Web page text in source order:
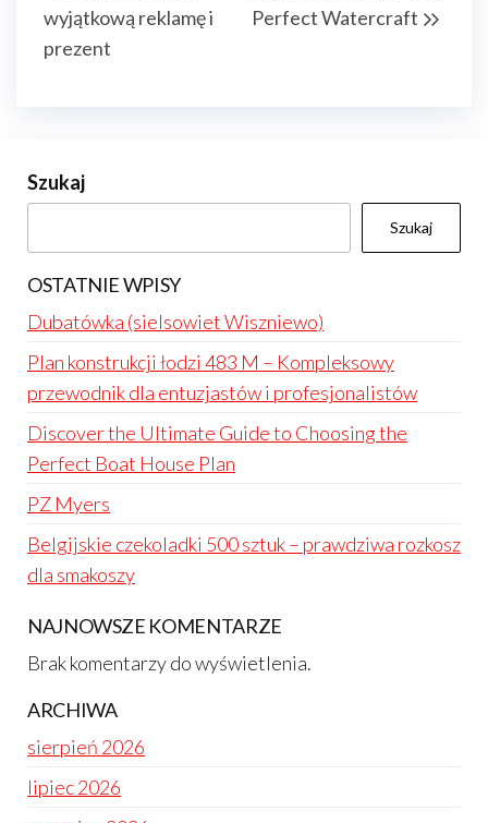
wyjątkową reklamę i
prezent
Perfect Watercraft
Szukaj
Szukaj
OSTATNIE WPISY
Dubatówka (sielsowiet Wiszniewo)
Plan konstrukcji łodzi 483 M – Kompleksowy
przewodnik dla entuzjastów i profesjonalistów
Discover the Ultimate Guide to Choosing the
Perfect Boat House Plan
PZ Myers
Belgijskie czekoladki 500 sztuk – prawdziwa rozkosz
dla smakoszy
NAJNOWSZE KOMENTARZE
Brak komentarzy do wyświetlenia.
ARCHIWA
sierpień 2026
lipiec 2026